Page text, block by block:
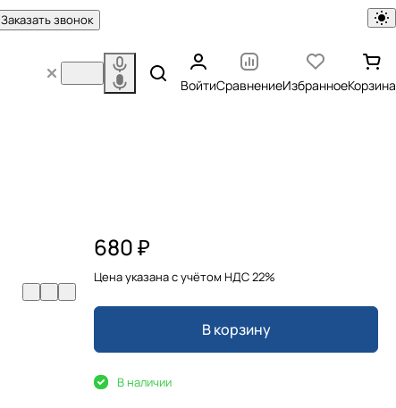
Заказать звонок
ВойтиСравнениеИзбранноеКорзина
680 ₽
Цена указана с учётом НДС 22%
В корзину
В наличии